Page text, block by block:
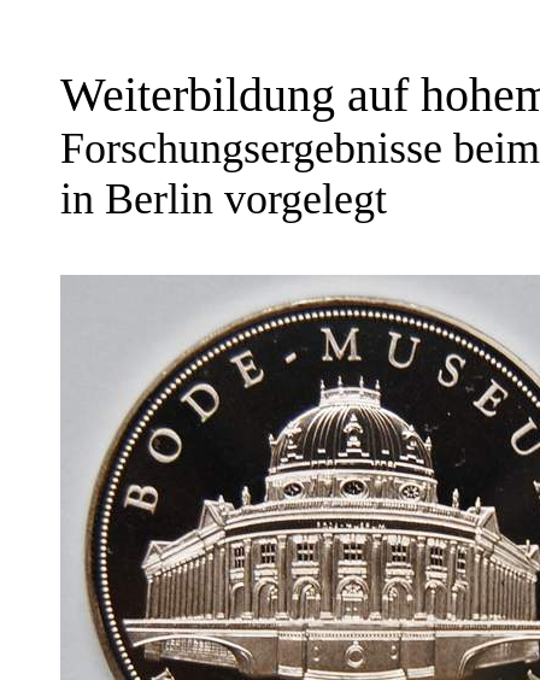
Weiterbildung auf
Forschungsergebnisse
in Berlin vorgelegt